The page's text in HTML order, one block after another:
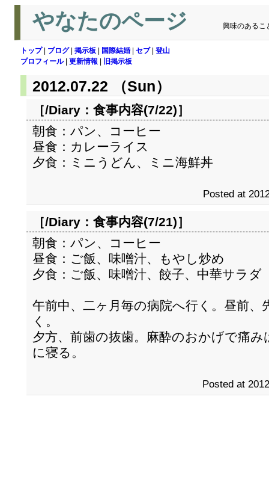
やなたのページ 興味のあるこ
トップ| ブログ| 掲示板 国際結婚 セブ| 登山
プロフィール| 更新情報 旧掲示板
2012.07.22 （Sun）
［/Diary： 食事内容(7/22)］
朝食：パン、コーヒー
昼食：カレーライス
夕食：ミニうどん、ミニ海鮮丼
Posted at
［/Diary： 食事内容(7/21)］
朝食：パン、コーヒー
昼食：ご飯、味噌汁、もやし炒め
夕食：ご飯、味噌汁、餃子、中華サラダ
午前中、二ヶ月毎の病院へ行く。昼前、
く。
夕方、前歯の抜歯。麻酔のおかげで痛
に寝る。
Posted at